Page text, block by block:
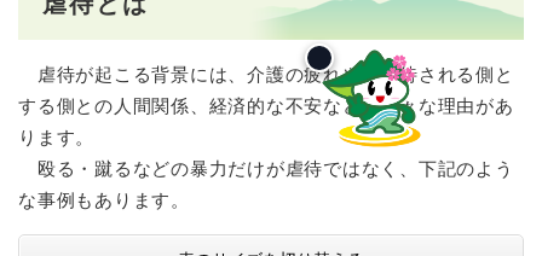
虐待が起こる背景には、介護の疲れや、虐待される側と
する側との人間関係、経済的な不安など、様々な理由があ
ります。
殴る・蹴るなどの暴力だけが虐待ではなく、下記のよう
な事例もあります。